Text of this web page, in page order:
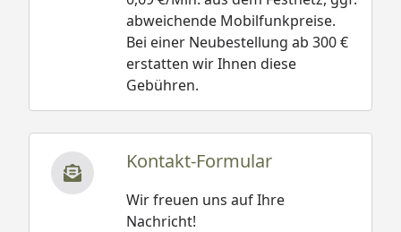
abweichende Mobilfunkpreise.
Bei einer Neubestellung ab 300 €
erstatten wir Ihnen diese
Gebühren.
Kontakt-Formular
Wir freuen uns auf Ihre
Nachricht!